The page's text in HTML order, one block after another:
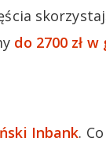
do 2700 zł
Inbank.